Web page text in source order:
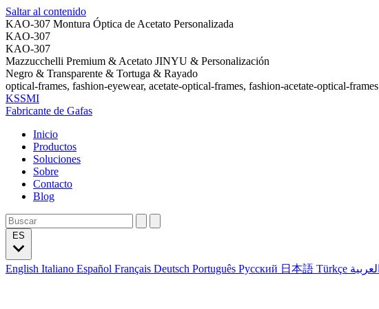
Saltar al contenido
KAO-307 Montura Óptica de Acetato Personalizada
KAO-307
KAO-307
Mazzucchelli Premium & Acetato JINYU & Personalización
Negro & Transparente & Tortuga & Rayado
optical-frames, fashion-eyewear, acetate-optical-frames, fashion-acetate-optical-frames
KSSMI
Fabricante de Gafas
Inicio
Productos
Soluciones
Sobre
Contacto
Blog
English Italiano Español Français Deutsch Português Русский 日本語 Türkçe